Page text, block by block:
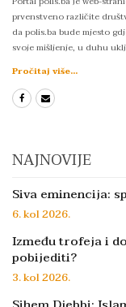
prvenstveno različite
da polis.ba bude mjesto
svoje mišljenje, u duhu
Pročitaj više...
NAJNOVIJE
Siva eminencija:
6. kol 2026.
Između trofeja i
pobijediti?
3. kol 2026.